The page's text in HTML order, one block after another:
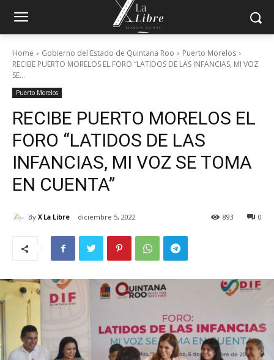
Home Gobierno del Estado de Quintana Roo
Puerto Morelos
RECIBE PUERTO MORELOS EL FORO “LATIDOS DE LAS INFANCIAS, MI VOZ
SE...
Puerto Morelos
RECIBE PUERTO MORELOS EL
FORO “LATIDOS DE LAS
INFANCIAS, MI VOZ SE TOMA
EN CUENTA”
By X La Libre diciembre 5, 2022 0
893